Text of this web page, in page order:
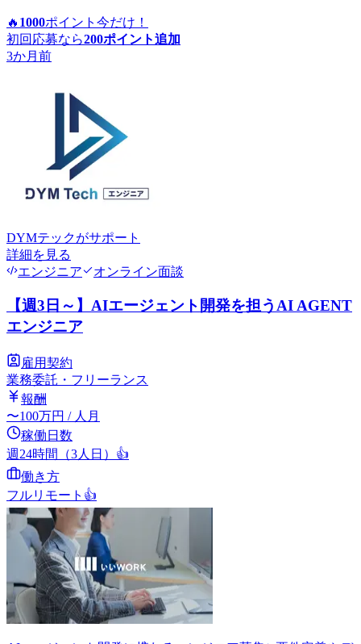
🔥 1000ポイント 今だけ！
初回応募なら200ポイント追加
3か月前
DYMテックがサポート
詳細を見る
エンジニア
オンライン面談
【週3日～】AIエージェント開発を担うAI AGENT
エンジニア
雇用契約
業務委託・フリーランス
報酬
〜100万円 / 人月
稼働日数
週24時間（3人日） 👍
働き方
フルリモート 👍